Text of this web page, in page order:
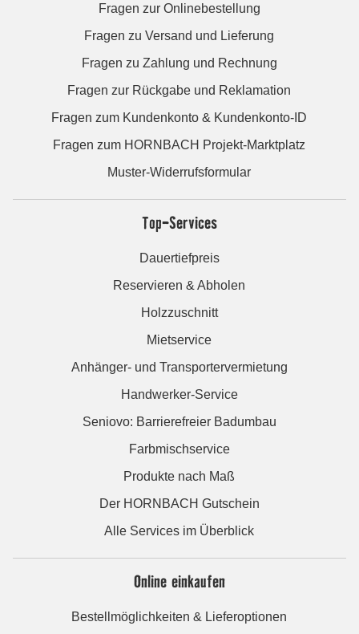
Fragen zur Onlinebestellung
Fragen zu Versand und Lieferung
Fragen zu Zahlung und Rechnung
Fragen zur Rückgabe und Reklamation
Fragen zum Kundenkonto & Kundenkonto-ID
Fragen zum HORNBACH Projekt-Marktplatz
Muster-Widerrufsformular
Top-Services
Dauertiefpreis
Reservieren & Abholen
Holzzuschnitt
Mietservice
Anhänger- und Transportervermietung
Handwerker-Service
Seniovo: Barrierefreier Badumbau
Farbmischservice
Produkte nach Maß
Der HORNBACH Gutschein
Alle Services im Überblick
Online einkaufen
Bestellmöglichkeiten & Lieferoptionen